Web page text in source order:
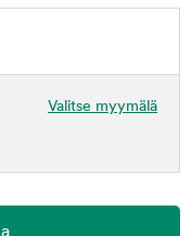
Valitse myymälä